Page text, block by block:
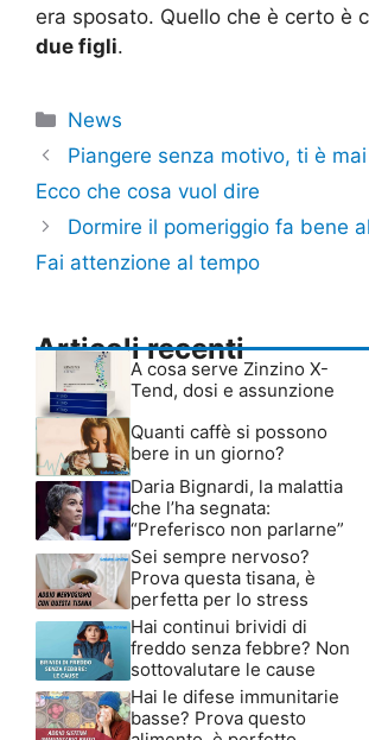
era sposato. Quello che è certo è
due figli.
Categorie
News
Piangere senza motivo, ti è
Ecco che cosa vuol dire
Dormire il pomeriggio fa bene
Fai attenzione al tempo
Articoli recenti
A cosa serve Zinzino X-
Tend, dosi e assunzione
Quanti caffè si possono
bere in un giorno?
Daria Bignardi, la malattia
che l’ha segnata:
“Preferisco non parlarne”
Sei sempre nervoso?
Prova questa tisana, è
perfetta per lo stress
Hai continui brividi di
freddo senza febbre? Non
sottovalutare le cause
Hai le difese immunitarie
basse? Prova questo